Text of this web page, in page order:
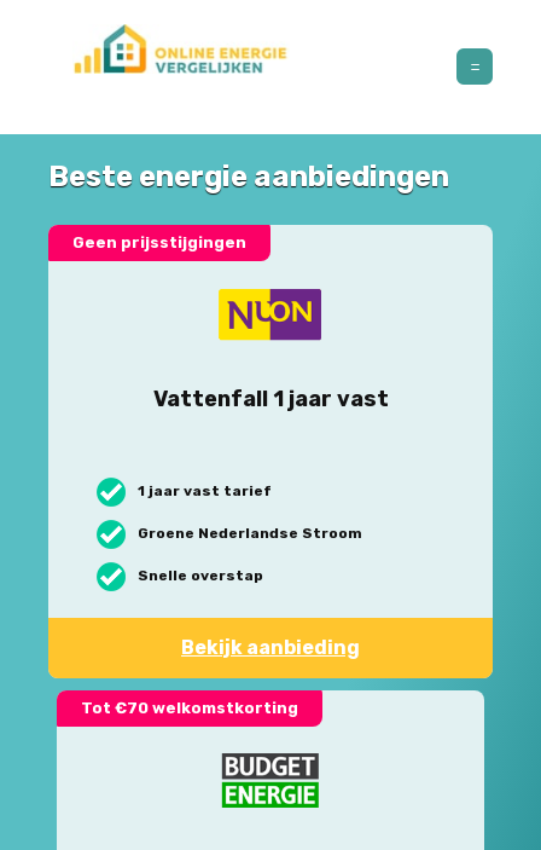
Beste energie aanbiedingen
Geen prijsstijgingen
Vattenfall 1 jaar vast
1 jaar vast tarief
Groene Nederlandse Stroom
Snelle overstap
Bekijk aanbieding
Tot €70 welkomstkorting